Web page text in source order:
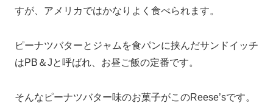
すが、アメリカではかなりよく食べられます。
ピーナツバターとジャムを食パンに挟んだサンドイッチ
はPB＆Jと呼ばれ、お昼ご飯の定番です。
そんなピーナツバター味のお菓子がこのReese’sです。